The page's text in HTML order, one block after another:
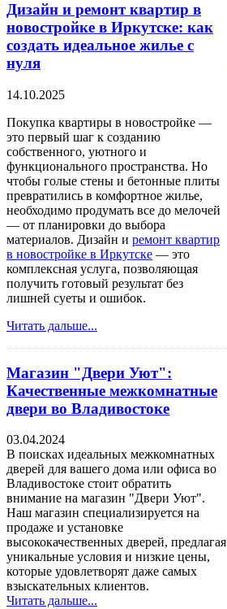
Дизайн и ремонт квартир в
новостройке в Иркутске: как
создать идеальное жилье с
нуля
14.10.2025
Покупка квартиры в новостройке —
это первый шаг к созданию
собственного, уютного и
функционального пространства. Но
чтобы голые стены и бетонные плиты
превратились в комфортное жилье,
необходимо продумать все до мелочей
— от планировки до выбора
материалов. Дизайн и ремонт квартир
в новостройке в Иркутске — это
комплексная услуга, позволяющая
получить готовый результат без
лишней суеты и ошибок.
Читать дальше...
Магазин "Двери Уют":
Качественные межкомнатные
двери во Владивостоке
03.04.2024
В поисках идеальных межкомнатных
дверей для вашего дома или офиса во
Владивостоке стоит обратить
внимание на магазин "Двери Уют".
Наш магазин специализируется на
продаже и установке
высококачественных дверей, предлагая
уникальные условия и низкие цены,
которые удовлетворят даже самых
взыскательных клиентов.
Читать дальше...